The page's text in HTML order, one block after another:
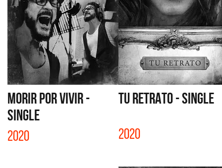
MORIR POR VIVIR -
SINGLE
2020
TU RETRATO - SINGLE
2020